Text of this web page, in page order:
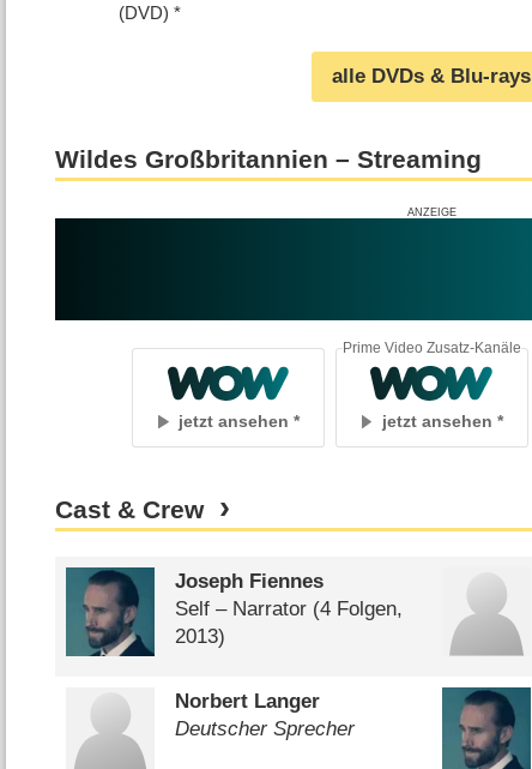
(DVD)
alle DVDs & Blu-rays
Wildes Großbritannien – Streaming
jetzt ansehen jetzt ansehen
Prime Video Zusatz-Kanäle
Cast & Crew
Joseph Fiennes
Self – Narrator(4 Folgen,
2013)
Norbert Langer
Deutscher Sprecher